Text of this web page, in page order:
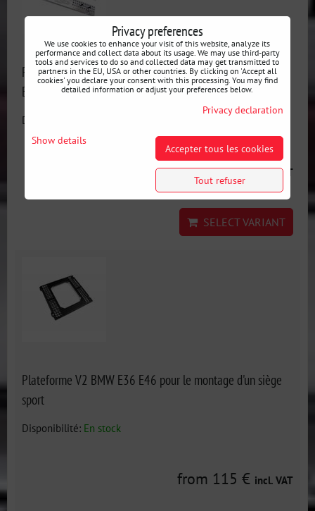
Plateforme de siège en aluminium pour BMW
E30/E36/E46
Disponibilité:
from 115 €incl. VAT
SELECT VARIANT
Plateforme V2 BMW E36 E46 pour le montage d'un siège
sport
Disponibilité: En stock
from 115 € incl. VAT
Privacy preferences
We use cookies to enhance your visit of this website, analyze its
performance and collect data about its usage. We may use third-party
tools and services to do so and collected data may get transmitted to
partners in the EU, USA or other countries. By clicking on 'Accept all
cookies' you declare your consent with this processing. You may find
detailed information or adjust your preferences below.
Privacy declaration
Show details
Accepter tous les cookies
Tout refuser